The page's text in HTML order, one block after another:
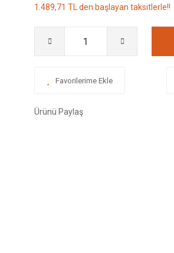
1.489,71 TL den başlayan taksitlerle!!
Ürünü Paylaş